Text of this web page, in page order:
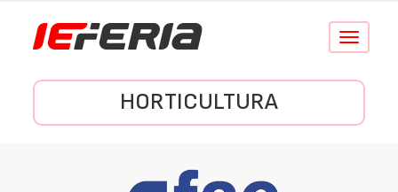
Conmutar
HORTICULTURA